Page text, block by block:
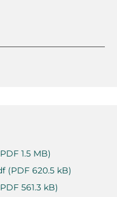
1.5 MB)
(PDF 620.5 kB)
561.3 kB)